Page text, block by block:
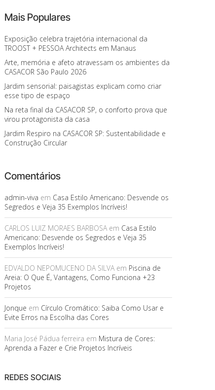
Mais Populares
Exposição celebra trajetória internacional da
TROOST + PESSOA Architects em Manaus
Arte, memória e afeto atravessam os ambientes da
CASACOR São Paulo 2026
Jardim sensorial: paisagistas explicam como criar
esse tipo de espaço
Na reta final da CASACOR SP, o conforto prova que
virou protagonista da casa
Jardim Respiro na CASACOR SP: Sustentabilidade e
Construção Circular
Comentários
admin-viva em Casa Estilo Americano: Desvende os
Segredos e Veja 35 Exemplos Incríveis!
CARLOS LUIZ MORAES BARBOSAem Casa Estilo
Americano: Desvende os Segredos e Veja 35
Exemplos Incríveis!
EDVALDO NEPOMUCENO DA SILVAem Piscina de
Areia: O Que É, Vantagens, Como Funciona +23
Projetos
Jonque em Círculo Cromático: Saiba Como Usar e
Evite Erros na Escolha das Cores
Maria José Pádua ferreira em Mistura de Cores:
Aprenda a Fazer e Crie Projetos Incríveis
REDES SOCIAIS